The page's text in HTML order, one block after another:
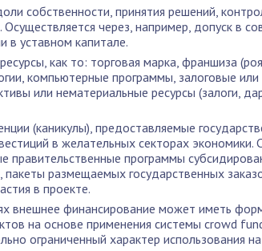
собственности, принятия решений,
Осуществляется через, например, допуск в
в уставном капитале.
как то: торговая марка, франшиза
компьютерные программы, залоговые
или нематериальные ресурсы (залоги,
(каникулы), предоставляемые
в желательных секторах
правительственные программы
пакеты размещаемых государственных
в проекте.
внешнее финансирование может иметь
на основе применения системы crowd
ограниченный характер использования